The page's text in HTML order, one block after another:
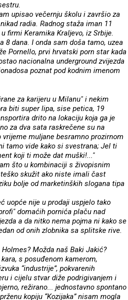
upisao večernju školu i završio za
radia. Radnog staža iman 11
firmi Keramika Kraljevo, iz Srbije.
8 dana. I onda sam doša tamo, uzea
Pornello, prvi hrvatski porn star kada
nacionalna underground zvijezda
poznat pod kodnim imenom
za karijeru u Milanu" i nekim
biti super lipa, sise petica, 19
drito na lokaciju koja ga je
za dva sata raskrečene su na
muljane besramno prozirnom
tamo vide kako si svestrana; Jel ti
koji ti može dat muški!..."
što u kombinaciji s živopisnim
skužit ako niste imali čast
bolje od marketinških slogana tipa
uopće nije u prodaji uspjelo tako
domaćih pornića plaču nad
a da nitko nema pojma ni kako se
od onih zlobnika sa splitske rive.
Možda naš Baki Jakić?
s posuđenom kamerom,
“industrije”, pokvarenih
i cijelu stvar diže podrigivanjem i
režirano... jednostavno spontano
kopiju “Kozijaka” nisam mogla